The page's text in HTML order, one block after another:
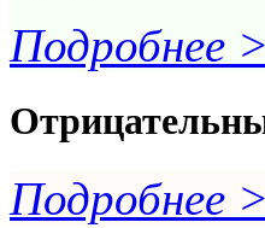
Подробнее
Подробнее